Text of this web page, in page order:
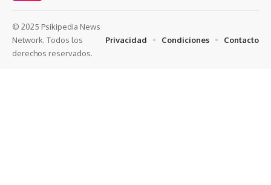
© 2025 Psikipedia News
Network. Todos los
derechos reservados.
Privacidad Condiciones Contacto